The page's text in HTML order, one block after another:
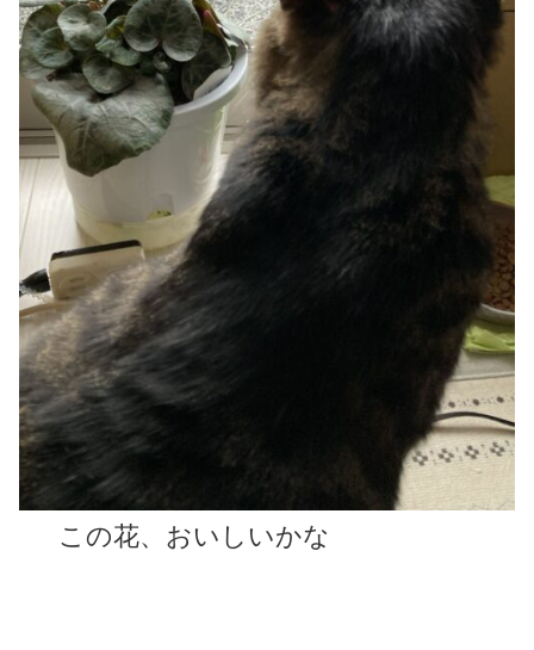
この花、 おいしいかな